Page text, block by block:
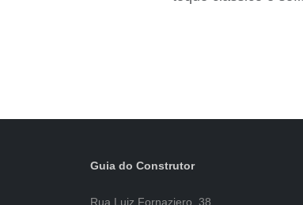
Guia do Construtor
Rua Luiz Fornaziero, 38